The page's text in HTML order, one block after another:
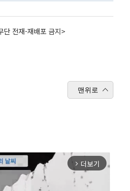
전재-재배포 금지>
맨위로
arrow_forward_ios 더보기